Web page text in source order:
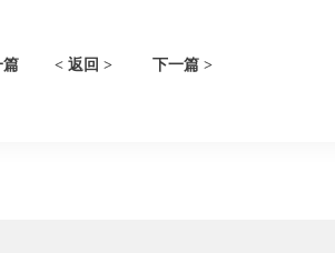
篇 < 返回 > 下一篇 >